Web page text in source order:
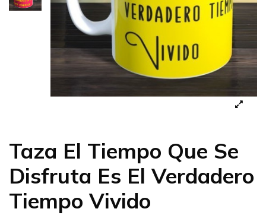
Taza El Tiempo Que Se
Disfruta Es El Verdadero
Tiempo Vivido